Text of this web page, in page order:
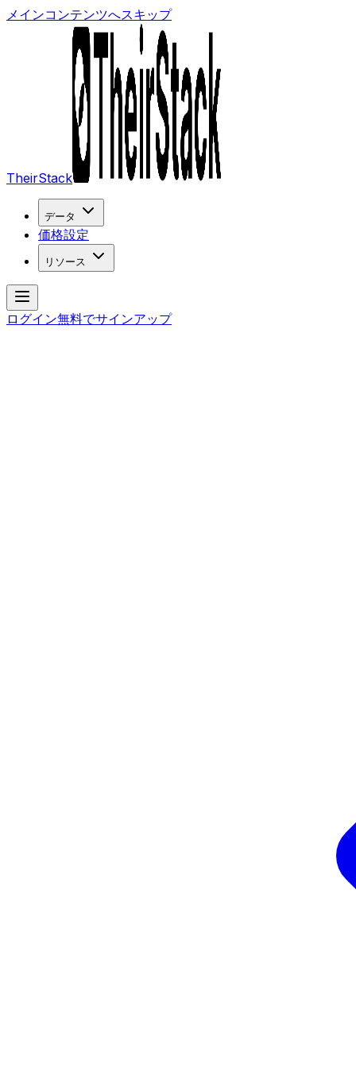
メインコンテンツへスキップ
TheirStack
データ
価格設定
リソース
ログイン無料でサインアップ